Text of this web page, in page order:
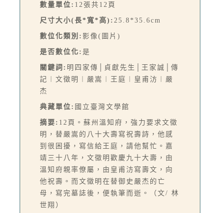
數量單位: 12張共12頁
尺寸大小(長*寬*高): 25.8*35.6cm
數位化類別: 影像(圖片)
是否數位化: 是
關鍵詞: 明四家傳│貞獻先生│王家誠│傳
記︱文徵明︱嚴嵩︱王庭︱皇甫汸︱嚴
杰
典藏單位: 國立臺灣文學館
摘要: 12頁。蘇州溫知府，強力要求文徵
明，替嚴嵩的八十大壽寫祝壽詩，他感
到很困擾，寫信給王庭，請他幫忙。嘉
靖三十八年，文徵明歡慶九十大壽，由
溫知府親率僚屬，由皇甫汸寫壽文，向
他祝壽。而文徵明在替御史嚴杰的亡
母，寫完墓誌後，便執筆而逝。（文/ 林
世翔）